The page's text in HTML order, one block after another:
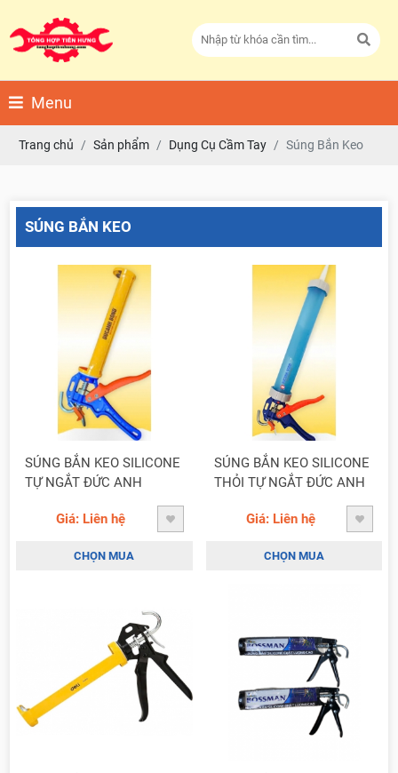
Menu
Trang chủ Sản phẩm Dụng Cụ Cầm Tay Súng Bắn Keo
SÚNG BẮN KEO
SÚNG BẮN KEO SILICONE
TỰ NGẮT ĐỨC ANH
Giá: Liên hệ
CHỌN MUA
SÚNG BẮN KEO SILICONE
THỎI TỰ NGẮT ĐỨC ANH
Giá: Liên hệ
CHỌN MUA